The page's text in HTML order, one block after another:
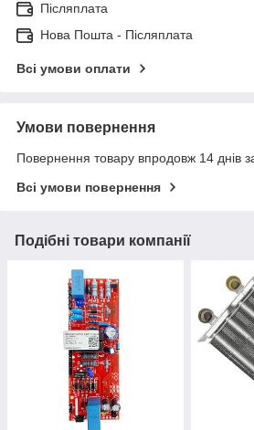
Післяплата
Нова Пошта - Післяплата
Всі умови оплати
Умови повернення
Повернення товару впродовж 14 днів
Всі умови повернення
Подібні товари компанії